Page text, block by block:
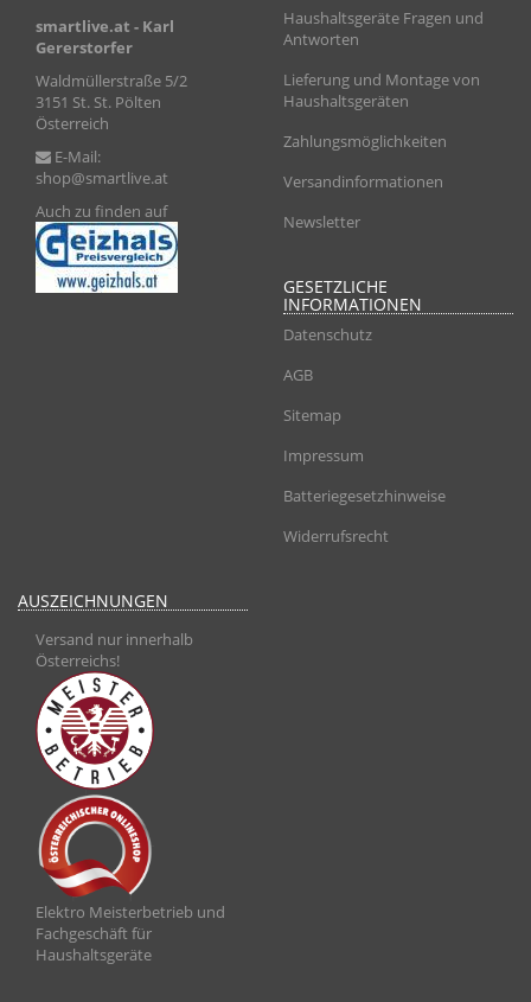
smartlive.at - Karl
Gererstorfer
Waldmüllerstraße 5/2
3151 St. St. Pölten
Österreich
E-Mail:
shop@smartlive.at
Auch zu finden auf
Haushaltsgeräte Fragen und
Antworten
Lieferung und Montage von
Haushaltsgeräten
Zahlungsmöglichkeiten
Versandinformationen
Newsletter
GESETZLICHE
INFORMATIONEN
Datenschutz
AGB
Sitemap
Impressum
Batteriegesetzhinweise
Widerrufsrecht
AUSZEICHNUNGEN
Versand nur innerhalb
Österreichs!
Elektro Meisterbetrieb und
Fachgeschäft für
Haushaltsgeräte